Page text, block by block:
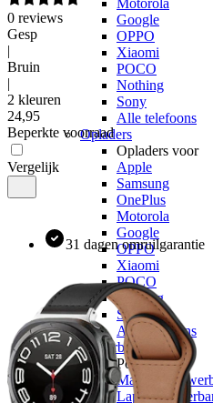
Motorola
Google
OPPO
Xiaomi
POCO
Nothing
Sony
Alle telefoons
Opladers
Opladers voor
Apple
Samsung
OnePlus
Motorola
Google
OPPO
Xiaomi
POCO
Nothing
Sony
Alle telefoons
Powerbanks
Powerbanks
MagSafe
Laptop
0 reviews
Gesp
|
Bruin
|
2 kleuren
24,95
Beperkte voorraad
Vergelijk
31 dagen omruilgarantie